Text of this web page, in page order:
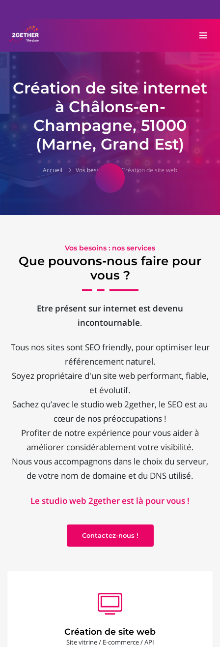
Création de site internet
à Châlons-en-
Champagne, 51000
(Marne, Grand Est)
Accueil Vos besoins Création de site web
Vos besoins : nos services
Que pouvons-nous faire pour
vous ?
Etre présent sur internet est devenu
incontournable.
Tous nos sites sont SEO friendly, pour optimiser leur
référencement naturel.
Soyez propriétaire d'un site web performant, fiable,
et évolutif.
Sachez qu’avec le studio web 2gether, le SEO est au
cœur de nos préoccupations !
Profiter de notre expérience pour vous aider à
améliorer considérablement votre visibilité.
Nous vous accompagnons dans le choix du serveur,
de votre nom de domaine et du DNS utilisé.
Le studio web 2gether est là pour vous !
Contactez-nous !
Création de site web
Site vitrine / E-commerce / API